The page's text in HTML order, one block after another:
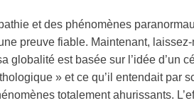
et des phénomènes
preuve fiable. Maintenant,
globalité est basée sur l’idée d’un
» et ce qu’il entendait par
totalement ahurissants.